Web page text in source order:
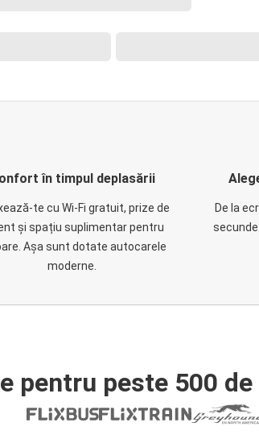
în timpul deplasării
te cu Wi-Fi gratuit, prize de
și spațiu suplimentar pentru
Așa sunt dotate autocarele
moderne.
De la
pentru peste 500